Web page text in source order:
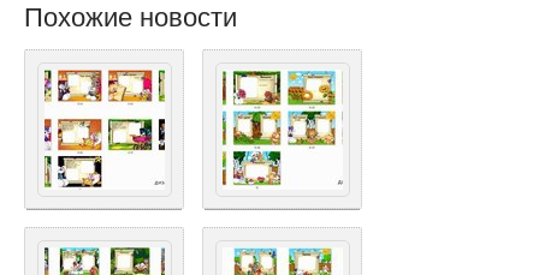
Похожие новости